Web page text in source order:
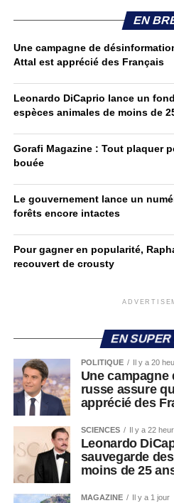
EN
Une campagne de
Attal est apprécié des Français
Leonardo DiCaprio lance un
espèces animales de moins de
Gorafi Magazine : Tout plaquer
bouée
Le gouvernement lance un
forêts encore intactes
Pour gagner en popularité,
recouvert de crousty
EN
POLITIQUE Il y a 20
Une
russe assure
apprécié des
SCIENCES Il y a 22
Leonardo
sauvegarde
moins de 25
MAGAZINE Il y a 1 jour